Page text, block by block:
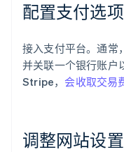
配置支付选项
接入支付平台。通常
并关联一个银行账户
Stripe， 会收取交易
调整网站设置